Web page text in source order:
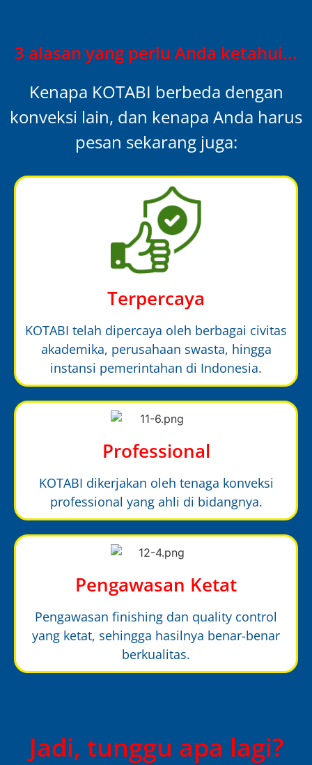
3 alasan yang perlu Anda ketahui...
Kenapa KOTABI berbeda dengan
konveksi lain, dan kenapa Anda harus
pesan sekarang juga:
Terpercaya
KOTABI telah dipercaya oleh berbagai civitas
akademika, perusahaan swasta, hingga
instansi pemerintahan di Indonesia.
Professional
KOTABI dikerjakan oleh tenaga konveksi
professional yang ahli di bidangnya.
Pengawasan Ketat
Pengawasan finishing dan quality control
yang ketat, sehingga hasilnya benar-benar
berkualitas.
Jadi, tunggu apa lagi?